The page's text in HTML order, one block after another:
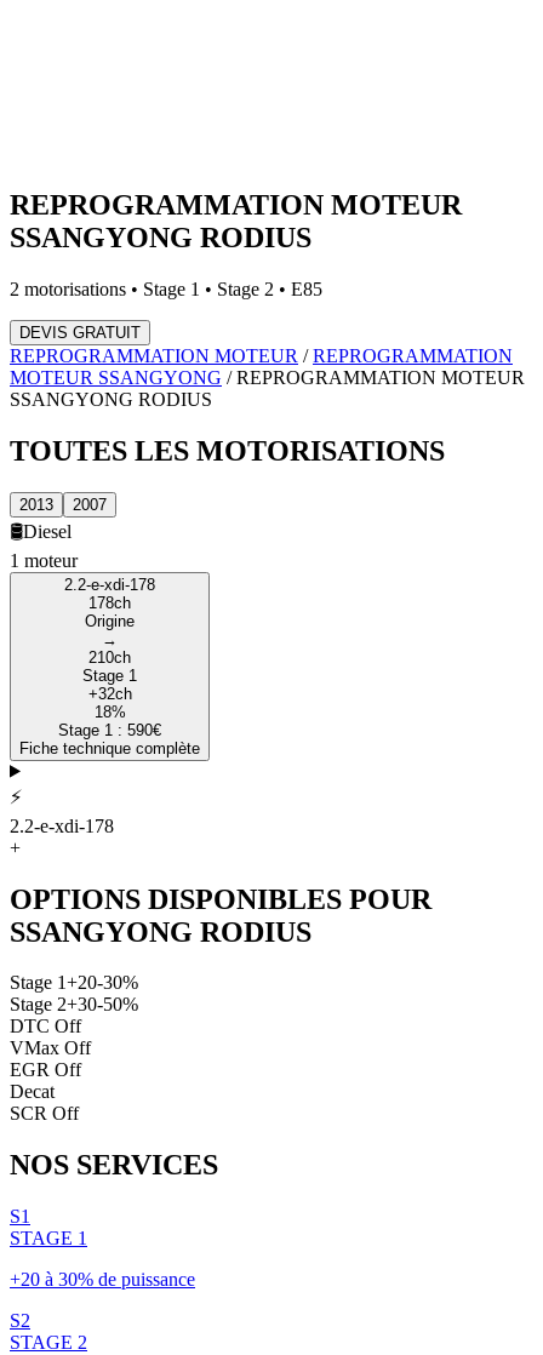
REPROGRAMMATION MOTEUR
SSANGYONG RODIUS
2 motorisations • Stage 1 • Stage 2 • E85
DEVIS GRATUIT
REPROGRAMMATION MOTEUR /REPROGRAMMATION
MOTEUR SSANGYONG /REPROGRAMMATION MOTEUR
SSANGYONG RODIUS
TOUTES LES MOTORISATIONS
2013 2007
🛢️Diesel
1 moteur
2.2-e-xdi-178
178ch
Origine
→
210ch
Stage 1
+32ch
18%
Stage 1 : 590€
Fiche technique complète
⚡
2.2-e-xdi-178
+
OPTIONS DISPONIBLES POUR
SSANGYONG RODIUS
Stage 1+20-30%
Stage 2+30-50%
DTC Off
VMax Off
EGR Off
Decat
SCR Off
NOS SERVICES
S1
STAGE 1
+20 à 30% de puissance
S2
STAGE 2